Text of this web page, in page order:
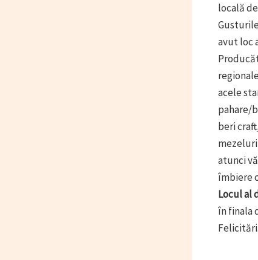
locală
avut loc
acele
pahare/
beri
atunci
îmbiere
Locul al
în finala
Felicitări.